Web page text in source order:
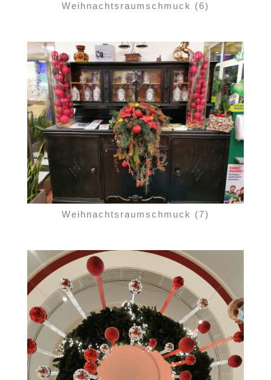
Weihnachtsraumschmuck (6)
Weihnachtsraumschmuck (7)